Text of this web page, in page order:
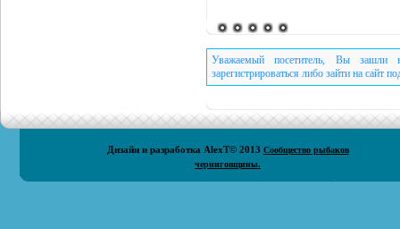
Уважаемый посетитель, Вы зашли
зарегистрироваться либо зайти на сайт
Дизайн и разработка AlexT© 2013 Сообщество рыбаков
черниговщины.